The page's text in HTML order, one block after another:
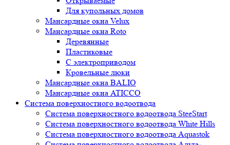
Для купольных домов
Мансардные окна Velux
Мансардные окна Roto
Деревянные
Пластиковые
С электроприводом
Кровельные люки
Мансардные окна BALIO
Мансардные окна ATICCO
Система поверхностного водоотвода
Система поверхностного водоотвода SteeStart
Система поверхностного водоотвода White Hills
Система поверхностного водоотвода Aquastok